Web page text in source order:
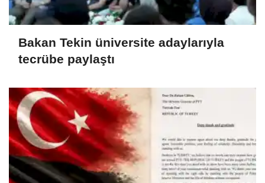
Bakan Tekin üniversite adaylarıyla
tecrübe paylaştı